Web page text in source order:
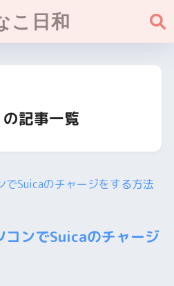
こ日和
記事一覧
コンでSuicaのチャージ